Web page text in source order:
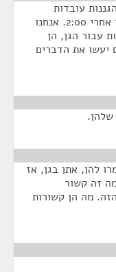
עובדות
מ-7:30. יש גננות נוספות שאמורות לעוד אחרי 2:00. אנחנו
עבור הגן, הן
יעשו את הדברים
להן, אתן בגן, אז
זה קשור
מה הן קשורות